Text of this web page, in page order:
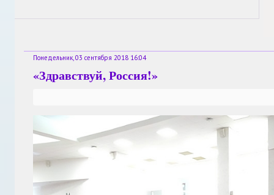
Понедельник, 03 сентября 2018 16:04
«Здравствуй, Россия!»